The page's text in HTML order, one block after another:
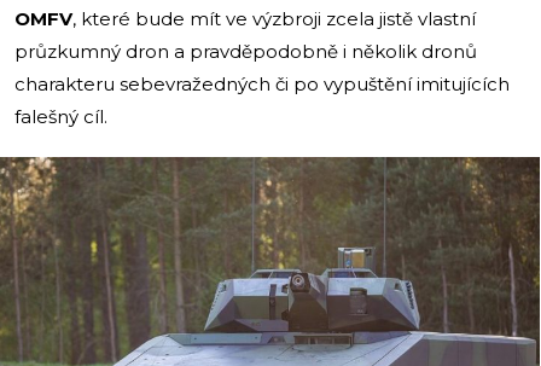
OMFV, které bude mít ve výzbroji zcela jistě vlastní
průzkumný dron a pravděpodobně i několik dronů
charakteru sebevražedných či po vypuštění imitujících
falešný cíl.